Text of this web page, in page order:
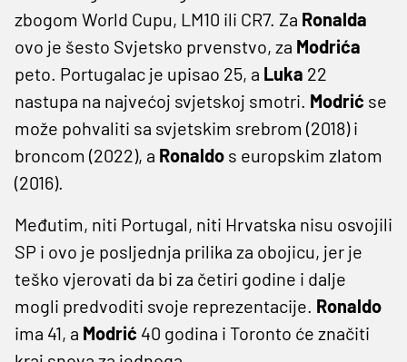
zbogom World Cupu, LM10 ili CR7. Za Ronalda
ovo je šesto Svjetsko prvenstvo, za Modrića
peto. Portugalac je upisao 25, a Luka 22
nastupa na najvećoj svjetskoj smotri. Modrić se
može pohvaliti sa svjetskim srebrom (2018) i
broncom (2022), a Ronaldo s europskim zlatom
(2016).
Međutim, niti Portugal, niti Hrvatska nisu osvojili
SP i ovo je posljednja prilika za obojicu, jer je
teško vjerovati da bi za četiri godine i dalje
mogli predvoditi svoje reprezentacije. Ronaldo
ima 41, a Modrić 40 godina i Toronto će značiti